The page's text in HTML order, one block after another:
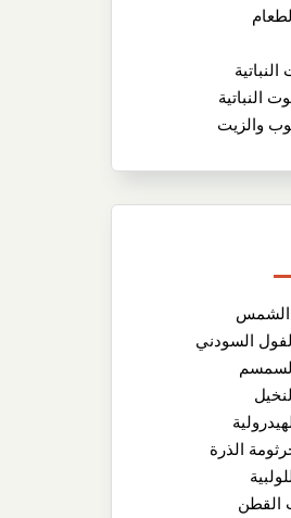
النباتية
والزيت
الشمس
السودني
الذرة
القطن